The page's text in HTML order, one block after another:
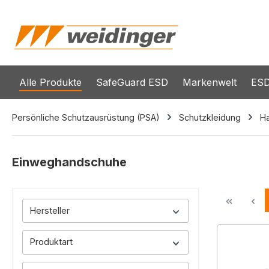
Alle Produkte SafeGuard ESD Markenwelt
Persönliche Schutzausrüstung (PSA) Schutzkleidung
Einweghandschuhe
Hersteller
Produktart